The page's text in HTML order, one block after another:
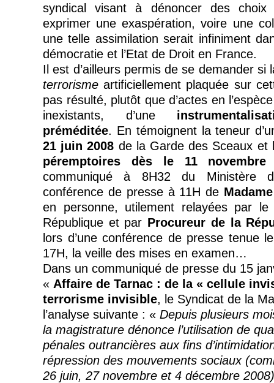
syndical visant à dénoncer des
exprimer une exaspération, voire une
une telle assimilation serait infiniment
démocratie et l’Etat de Droit en France.
Il est d’ailleurs permis de se demander si
terrorismeartificiellement plaquée sur
pas résulté, plutôt que d’actes en
inexistants, d’une
préméditée. En témoignent la teneur
21 juin 2008 de la Garde des Sceaux
péremptoires dès le 11
communiqué à 8H32 du Ministère
conférence de presse à 11H de
en personne, utilement relayées par
République et par Procureur de la
lors d’une conférence de presse tenue
17H, la veille des mises en examen…
Dans un communiqué de presse du 15
« Affaire de Tarnac : de la « cellule
terrorisme invisible, le Syndicat de la
l’analyse suivante : « Depuis plusieurs
la magistrature dénonce l’utilisation de
pénales outrancières aux fins
répression des mouvements sociaux
26 juin, 27 novembre et 4 décembre